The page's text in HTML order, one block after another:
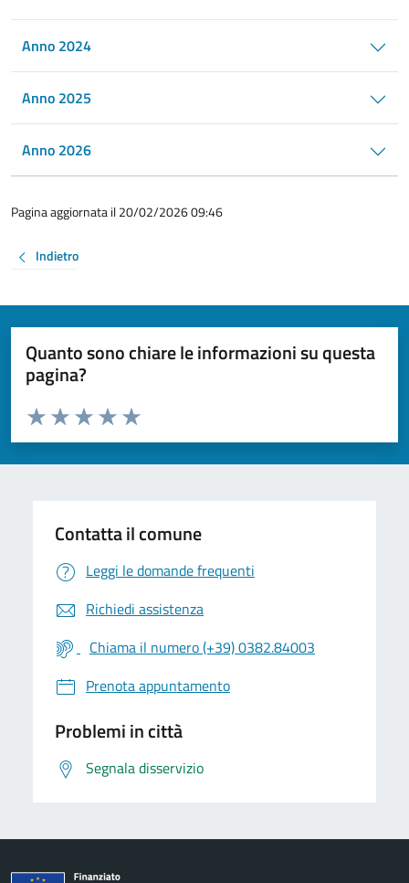
Anno 2024
Anno 2025
Anno 2026
Pagina aggiornata il 20/02/2026 09:46
Indietro
Quanto sono chiare le informazioni su questa
pagina?
Valuta da 1 a 5 stelle la pagina
Valuta 5 stelle su 5
Valuta 4 stelle su 5
Valuta 3 stelle su 5
Valuta 2 stelle su 5
Valuta 1 stelle su 5
Contatta il comune
Leggi le domande frequenti
Richiedi assistenza
Chiama il numero (+39) 0382.84003
Prenota appuntamento
Problemi in città
Segnala disservizio